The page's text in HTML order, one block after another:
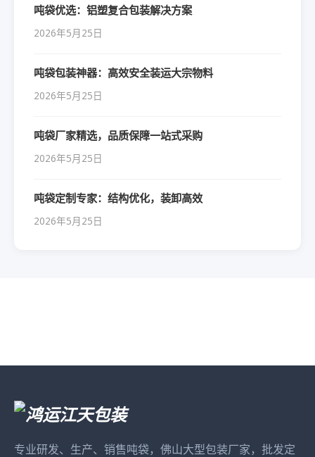
吨袋优选：铝塑复合包装解决方案
2026年5月25日
吨袋包装神器：高效安全装运大宗物料
2026年5月25日
吨袋厂家精选，品质保障一站式采购
2026年5月25日
吨袋定制专家：结构优化，装卸高效
2026年5月25日
专业研发、生产、销售吨袋，佛山大型包装厂家，批发定